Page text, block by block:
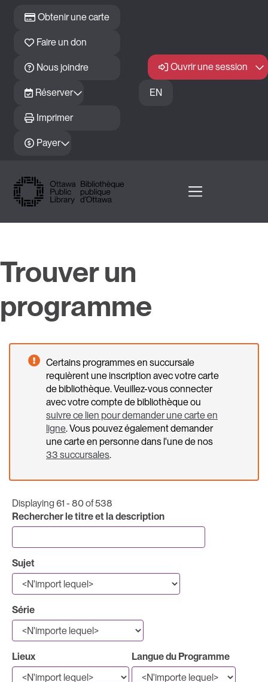
Obtenir une carte
Faire un don
Nous joindre
Réserver
Imprimer
Payer
Ouvrir une session
EN
Trouver un
programme
Certains programmes en succursale
requièrent une inscription avec votre carte
de bibliothèque. Veuillez-vous connecter
avec votre compte de bibliothèque ou
suivre ce lien pour demander une carte en
ligne. Vous pouvez également demander
une carte en personne dans l'une de nos
33 succursales.
Displaying 61 - 80 of 538
Rechercher le titre et la description
Sujet
Série
Lieux Langue du Programme